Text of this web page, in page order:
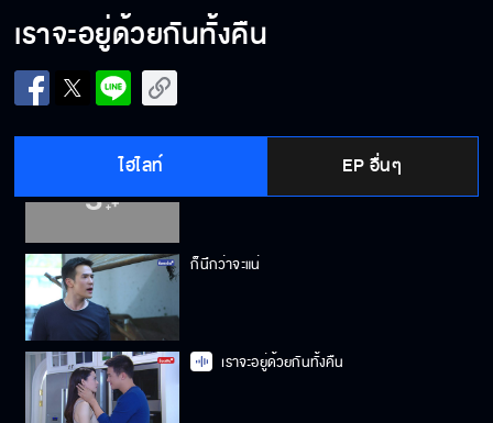
เราจะอยู่ด้วยกันทั้งคืน
ไฮไลท์ EP อื่นๆ
ก็นึกว่าจะแน่
เราจะอยู่ด้วยกันทั้งคืน